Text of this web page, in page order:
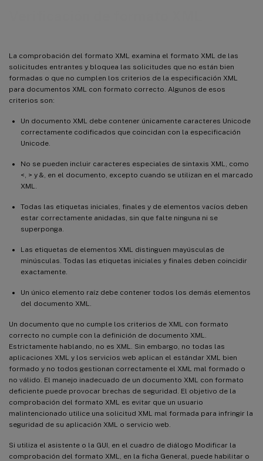
La comprobación del formato XML examina el formato XML de las
solicitudes entrantes y bloquea las solicitudes que no están bien
formadas o que no cumplen los criterios de la especificación XML
para documentos XML con formato correcto. Algunos de esos
criterios son:
Un documento XML debe contener únicamente caracteres Unicode
correctamente codificados que coincidan con la especificación
Unicode.
No se pueden incluir caracteres especiales de sintaxis XML, como
<, > y &, en el documento, excepto cuando se utilizan en el marcado
XML.
Todas las etiquetas iniciales, finales y de elementos vacíos deben
estar correctamente anidadas, sin que falte ninguna ni se
superponga.
Las etiquetas de elementos XML distinguen mayúsculas de
minúsculas. Todas las etiquetas iniciales y finales deben coincidir
exactamente.
Un único elemento raíz debe contener todos los demás elementos
del documento XML.
Un documento que no cumple los criterios de XML con formato
correcto no cumple con la definición de documento XML.
Estrictamente hablando, no es XML. Sin embargo, no todas las
aplicaciones XML y los servicios web aplican el estándar XML bien
formado y no todos gestionan correctamente el XML mal formado o
no válido. El manejo inadecuado de un documento XML con formato
deficiente puede provocar brechas de seguridad. El objetivo de la
comprobación del formato XML es evitar que un usuario
malintencionado utilice una solicitud XML mal formada para infringir la
seguridad de su aplicación XML o servicio web.
Si utiliza el asistente o la GUI, en el cuadro de diálogo Modificar la
comprobación del formato XML, en la ficha General, puede habilitar o